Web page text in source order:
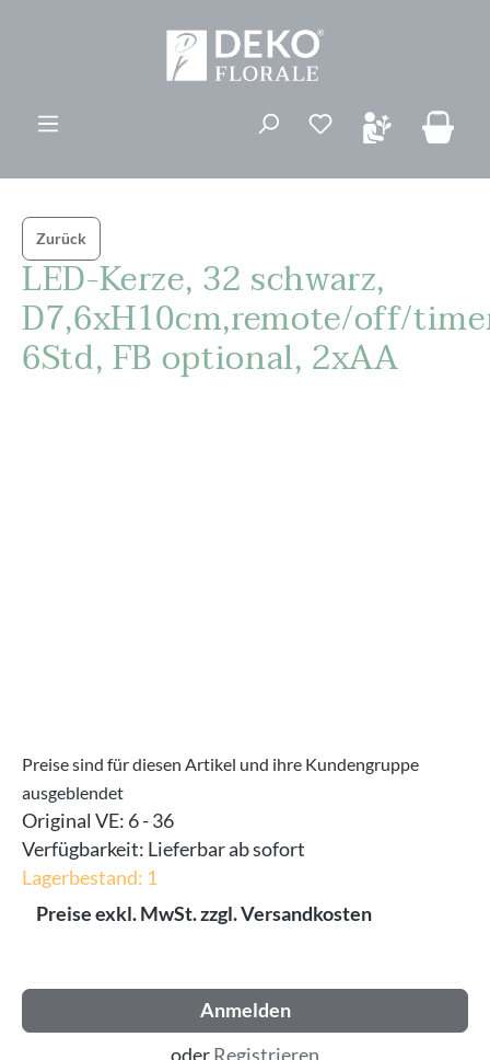
Du hast 0
Zurück
LED-Kerze, 32 schwarz,
D7,6xH10cm,remote/off/
6Std, FB optional, 2xAA
Preise sind für diesen Artikel und ihre Kundengruppe
ausgeblendet
Original VE: 6 - 36
Verfügbarkeit: Lieferbar ab sofort
Lagerbestand: 1
Preise exkl. MwSt. zzgl. Versandkosten
Anmelden
oderRegistrieren